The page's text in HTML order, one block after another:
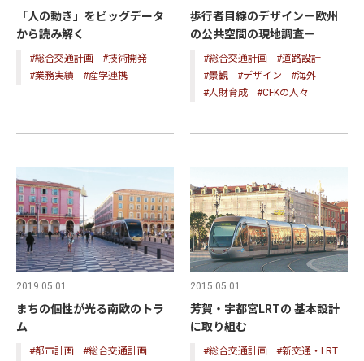
「人の動き」をビッグデータ
から読み解く
#総合交通計画
#技術開発
#業務実績
#産学連携
歩行者目線のデザイン－欧州
の公共空間の現地調査－
#総合交通計画
#道路設計
#景観
#デザイン
#海外
#人財育成
#CFKの人々
2019.05.01
まちの個性が光る南欧のトラ
ム
#都市計画
#総合交通計画
2015.05.01
芳賀・宇都宮LRTの 基本設計
に取り組む
#総合交通計画
#新交通・LRT